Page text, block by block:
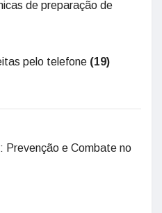
de preparação de
pelo telefone (19)
Prevenção e Combate no